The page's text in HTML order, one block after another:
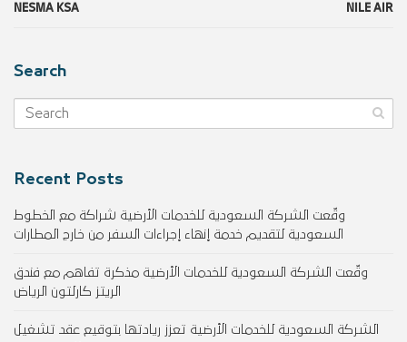
NESMA KSA
NILE AIR
Search
Recent Posts
وقّعت الشركة السعودية للخدمات الأرضية شراكة مع الخطوط
السعودية لتقديم خدمة إنهاء إجراءات السفر من خارج المطارات
وقّعت الشركة السعودية للخدمات الأرضية مذكرة تفاهم مع فندق
الريتز كارلتون الرياض
الشركة السعودية للخدمات الأرضية تعزز ريادتها بتوقيع عقد تشغيل